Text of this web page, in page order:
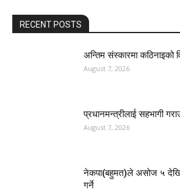
RECENT POSTS
अन्तिम संस्कारमा कठिनाइको
August 7, 2026
प्रधानमन्त्रीलाई सहभागी
August 7, 2026
नेकपा(बहुमत)ले असोज ५ देखि
गर्ने